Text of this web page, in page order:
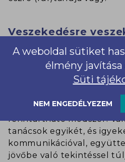
Veszekedésre
Ha úgy reagálsz erre az
szüleiddel, az nem egy
Egyrészt nem célravezető
problémával reagálni egy
másrészt ez nem egy
fenntartható módszer.
tanácsok egyikét, és
kommunikációval,
jövőbe való tekintéssel
A weboldal sütiket
élmény
Süti
NEM ENGEDÉLYEZEM